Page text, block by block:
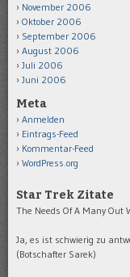
November 2006
Oktober 2006
September 2006
August 2006
Juli 2006
Juni 2006
Meta
Anmelden
Eintrags-Feed
Kommentar-Feed
WordPress.org
Star Trek Zitate
The Needs Of A Many Out
Ja, es ist schwierig zu
(Botschafter Sarek)